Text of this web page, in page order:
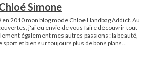
Simone
2010 mon blog mode Chloe Handbag Addict. Au
j'ai eu envie de vous faire découvrir tout
également mes autres passions : la beauté,
sport et bien sur toujours plus de bons plans...